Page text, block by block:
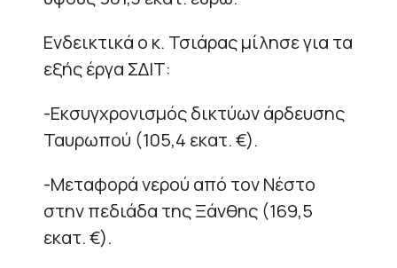
Ενδεικτικά ο κ. Τσιάρας μίλησε για τα
εξής έργα ΣΔΙΤ:
-Εκσυγχρονισμός δικτύων άρδευσης
Ταυρωπού (105,4 εκατ. €).
-Μεταφορά νερού από τον Νέστο
στην πεδιάδα της Ξάνθης (169,5
εκατ. €).